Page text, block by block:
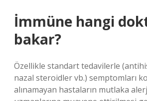
İmmüne hangi
bakar?
Özellikle standart tedavilerle
nazal steroidler vb.) semptomları
alınamayan hastaların mutlaka